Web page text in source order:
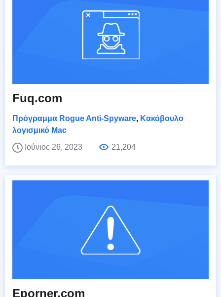
Fuq.com
Πρόγραμμα Rogue Anti-Spyware, Κακόβουλο
λογισμικό Mac
Ιούνιος 26, 2023
21,204
Eporner.com